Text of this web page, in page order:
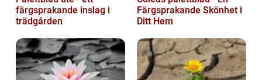
färgsprakande inslag i
trädgården
Färgsprakande Skönhet i
Ditt Hem